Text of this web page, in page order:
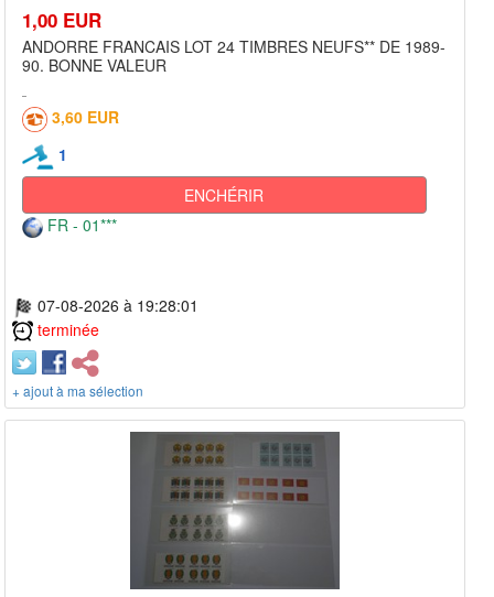
1,00 EUR
ANDORRE FRANCAIS LOT 24 TIMBRES NEUFS** DE 1989-
90. BONNE VALEUR
3,60 EUR
1
ENCHÉRIR
FR - 01***
07-08-2026 à 19:28:01
terminée
+ ajout à ma sélection